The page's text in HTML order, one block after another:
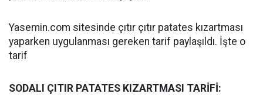
Yasemin.com sitesinde çıtır çıtır patates kızartması
yaparken uygulanması gereken tarif paylaşıldı. İşte o
tarif
SODALI ÇITIR PATATES KIZARTMASI TARİFİ: